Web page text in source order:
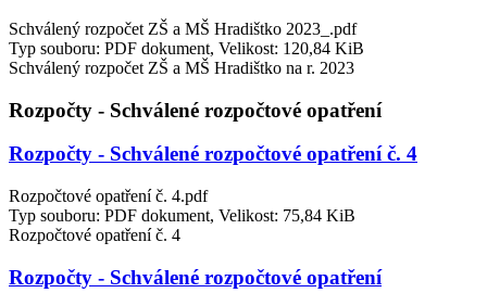
Schválený rozpočet ZŠ a MŠ Hradištko 2023_.pdf
Typ souboru: PDF dokument, Velikost: 120,84 KiB
Schválený rozpočet ZŠ a MŠ Hradištko na r. 2023
Rozpočty - Schválené rozpočtové opatření
Rozpočty - Schválené rozpočtové opatření č. 4
Rozpočtové opatření č. 4.pdf
Typ souboru: PDF dokument, Velikost: 75,84 KiB
Rozpočtové opatření č. 4
Rozpočty - Schválené rozpočtové opatření